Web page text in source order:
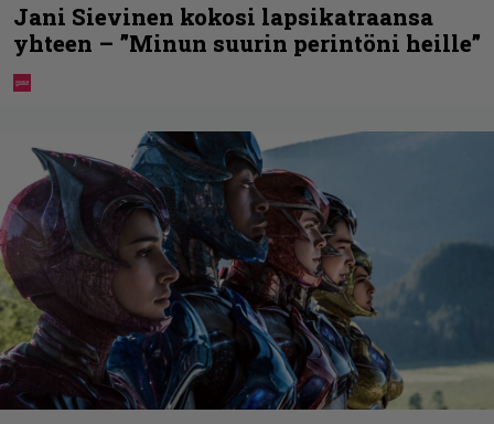
Jani Sievinen kokosi lapsikatraansa
yhteen – ”Minun suurin perintöni heille”